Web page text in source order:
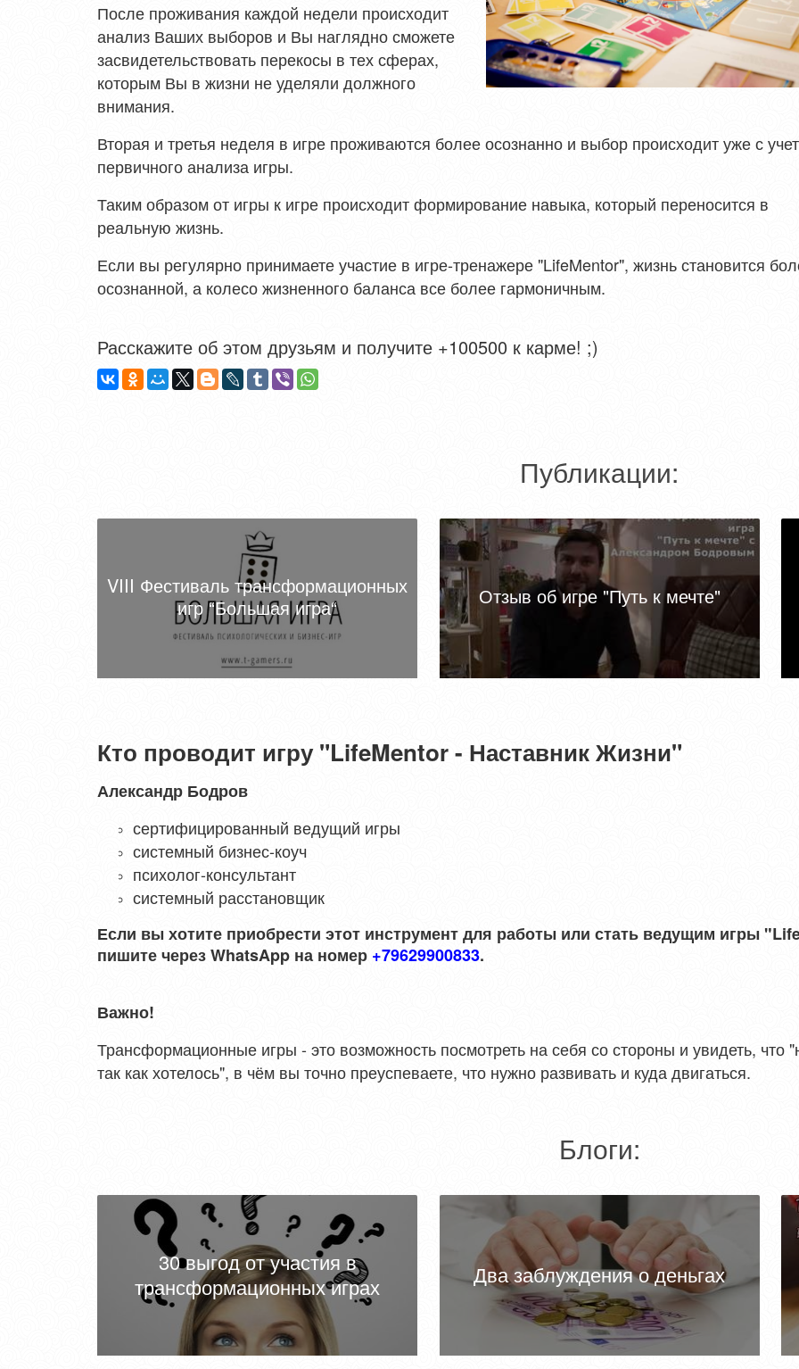
После проживания каждой недели происходит
анализ Ваших выборов и Вы наглядно сможете
засвидетельствовать перекосы в тех сферах,
которым Вы в жизни не уделяли должного
внимания.
Вторая и третья неделя в игре проживаются более осознанно и выбор происходит уже с
первичного анализа игры.
Таким образом от игры к игре происходит формирование навыка, который переносится в
реальную жизнь.
Если вы регулярно принимаете участие в игре-тренажере "LifeMentor", жизнь становится
осознанной, а колесо жизненного баланса все более гармоничным.
Расскажите об этом друзьям и получите +100500 к карме! ;)
Публикации:
VIII Фестиваль трансформационных
игр “Большая игра“
Отзыв об игре "Путь к мечте"
Кто проводит игру "LifeMentor - Наставник Жизни"
Александр Бодров
сертифицированный ведущий игры
системный бизнес-коуч
психолог-консультант
системный расстановщик
Если вы хотите приобрести этот инструмент для работы или стать ведущим игры
пишите через WhatsApp на номер +79629900833.
Важно!
Трансформационные игры - это возможность посмотреть на себя со стороны и увидеть, что
так как хотелось", в чём вы точно преуспеваете, что нужно развивать и куда двигаться.
Блоги:
30 выгод от участия в
трансформационных играх
Два заблуждения о деньгах